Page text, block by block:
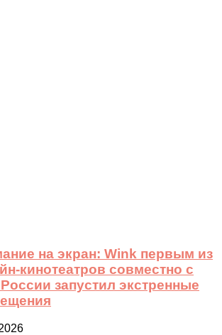
на экран: Wink первым из
кинотеатров совместно с
запустил экстренные